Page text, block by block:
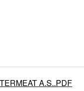
A.S..PDF